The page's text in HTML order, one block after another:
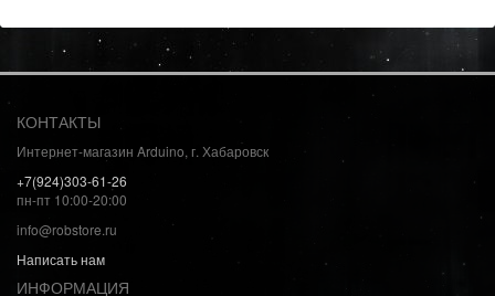
КОНТАКТЫ
Интернет-магазин Arduino, г. Хабаровск
+7(924)303-61-26
пн-пт 10:00-20:00
info@robstore.ru
Написать нам
ИНФОРМАЦИЯ